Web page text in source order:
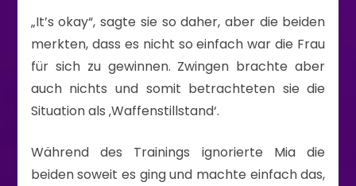
„It’s okay“, sagte sie so daher, aber die beiden
merkten, dass es nicht so einfach war die Frau
für sich zu gewinnen. Zwingen brachte aber
auch nichts und somit betrachteten sie die
Situation als ‚Waffenstillstand‘.
Während des Trainings ignorierte Mia die
beiden soweit es ging und machte einfach das,